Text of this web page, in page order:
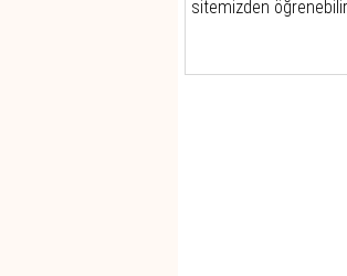
sitemizden